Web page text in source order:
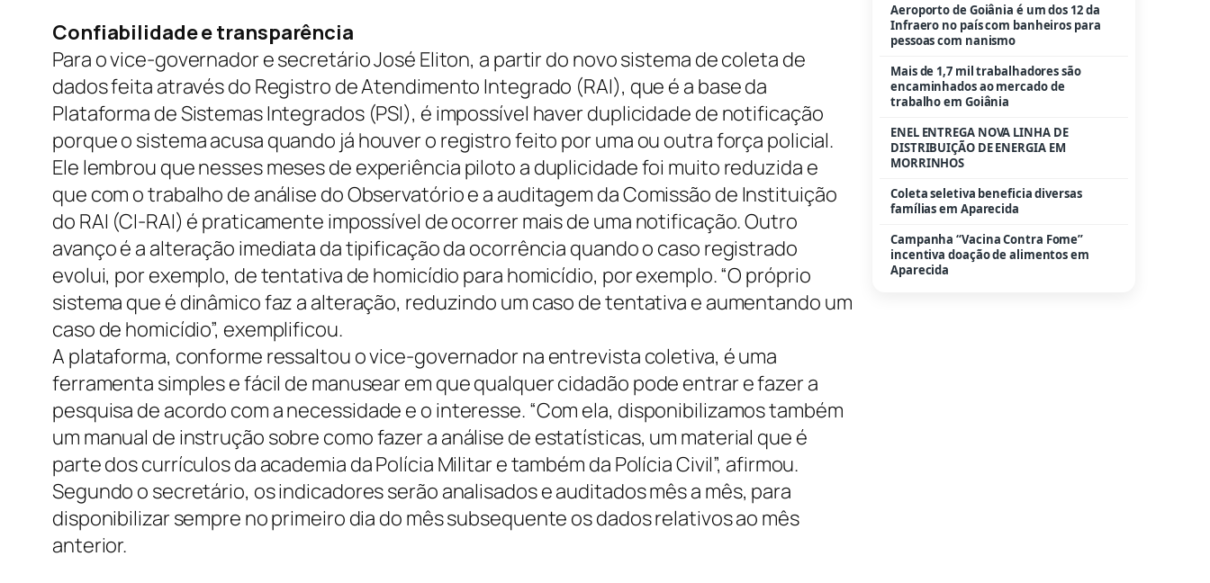
Confiabilidade e transparência
Para o vice-governador e secretário José Eliton, a partir do novo sistema de coleta de
dados feita através do Registro de Atendimento Integrado (RAI), que é a base da
Plataforma de Sistemas Integrados (PSI), é impossível haver duplicidade de notificação
porque o sistema acusa quando já houver o registro feito por uma ou outra força policial.
Ele lembrou que nesses meses de experiência piloto a duplicidade foi muito reduzida e
que com o trabalho de análise do Observatório e a auditagem da Comissão de Instituição
do RAI (CI-RAI) é praticamente impossível de ocorrer mais de uma notificação. Outro
avanço é a alteração imediata da tipificação da ocorrência quando o caso registrado
evolui, por exemplo, de tentativa de homicídio para homicídio, por exemplo. “O próprio
sistema que é dinâmico faz a alteração, reduzindo um caso de tentativa e aumentando um
caso de homicídio”, exemplificou.
A plataforma, conforme ressaltou o vice-governador na entrevista coletiva, é uma
ferramenta simples e fácil de manusear em que qualquer cidadão pode entrar e fazer a
pesquisa de acordo com a necessidade e o interesse. “Com ela, disponibilizamos também
um manual de instrução sobre como fazer a análise de estatísticas, um material que é
parte dos currículos da academia da Polícia Militar e também da Polícia Civil”, afirmou.
Segundo o secretário, os indicadores serão analisados e auditados mês a mês, para
disponibilizar sempre no primeiro dia do mês subsequente os dados relativos ao mês
anterior.
Aeroporto de Goiânia é um dos 12 da
Infraero no país com banheiros para
pessoas com nanismo
Mais de 1,7 mil trabalhadores são
encaminhados ao mercado de
trabalho em Goiânia
ENEL ENTREGA NOVA LINHA DE
DISTRIBUIÇÃO DE ENERGIA EM
MORRINHOS
Coleta seletiva beneficia diversas
famílias em Aparecida
Campanha “Vacina Contra Fome”
incentiva doação de alimentos em
Aparecida